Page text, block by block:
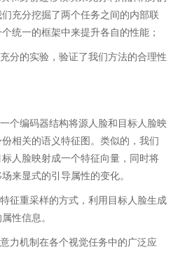
充分挖掘了两个任务之间的内部联
统一的框架中来提升各自的性能；
分的实验，验证了我们方法的合理性
个编码器结构将源人脸和目标人脸映
相关的语义特征图。类似的，我们
人脸映射成一个特征向量，同时将
来显式的引导属性的变化。
征重采样的方式，利用目标人脸生成
性信息。
力机制在各个视觉任务中的广泛应